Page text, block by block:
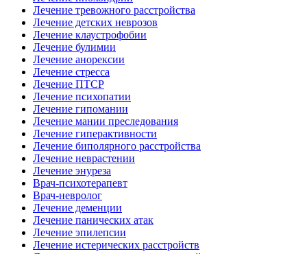
Лечение тревожного расстройства
Лечение детских неврозов
Лечение клаустрофобии
Лечение булимии
Лечение анорексии
Лечение стресса
Лечение ПТСР
Лечение психопатии
Лечение гипомании
Лечение мании преследования
Лечение гиперактивности
Лечение биполярного расстройства
Лечение неврастении
Лечение энуреза
Врач-психотерапевт
Врач-невролог
Лечение деменции
Лечение панических атак
Лечение эпилепсии
Лечение истерических расстройств